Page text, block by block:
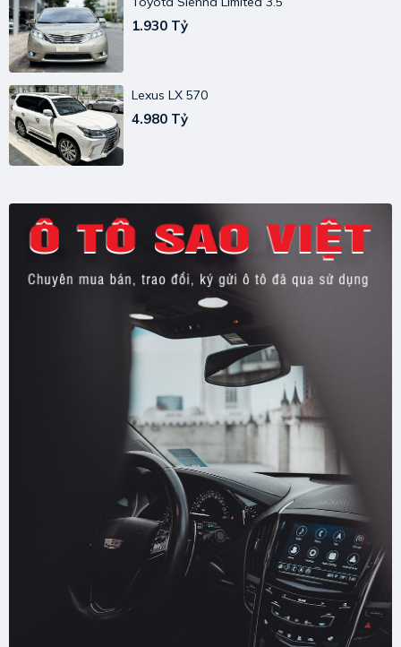
1.930 Tỷ
Lexus LX 570
4.980 Tỷ